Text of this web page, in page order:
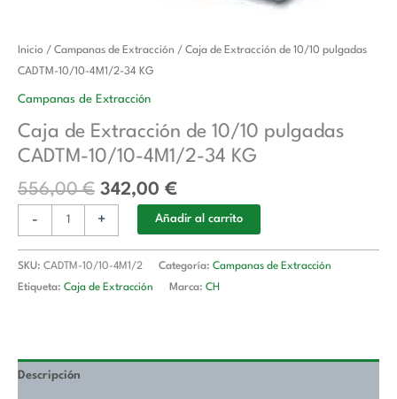
Inicio / Campanas de Extracción / Caja de Extracción de 10/10 pulgadas
CADTM-10/10-4M1/2-34 KG
Campanas de Extracción
Caja de Extracción de 10/10 pulgadas
CADTM-10/10-4M1/2-34 KG
556,00€
El
precio
original
556,00 €.
342,00 €
El
342,00 €.
-
Caja
de
Extracción
10/10
pulgadas
10/10-
4M1/2-
34
KG
cantidad
+ Añadir al carrito
SKU: CADTM-10/10-4M1/2 Categoría: Campanas de Extracción
Etiqueta: Caja de Extracción Marca: CH
Descripción